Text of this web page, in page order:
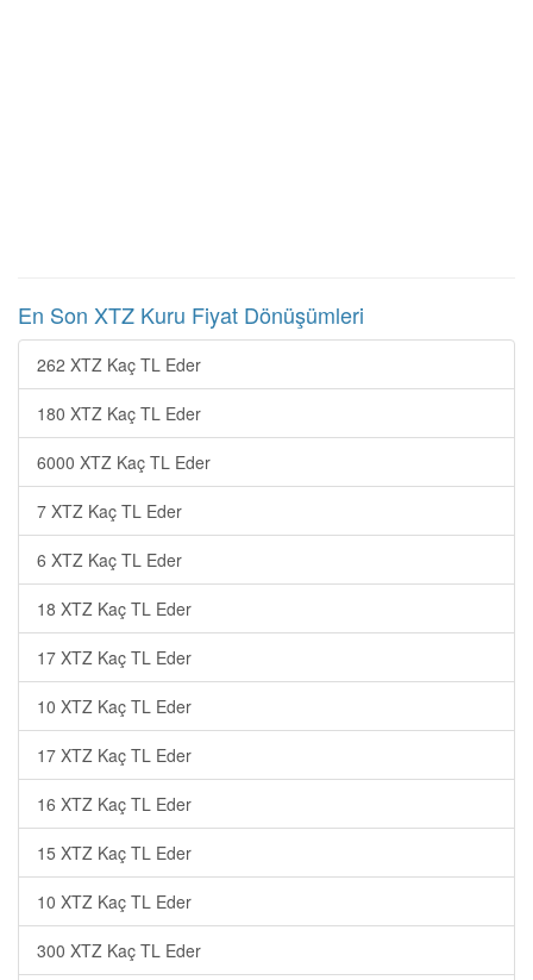
En Son XTZ Kuru Fiyat Dönüşümleri
262 XTZ Kaç TL Eder
180 XTZ Kaç TL Eder
6000 XTZ Kaç TL Eder
7 XTZ Kaç TL Eder
6 XTZ Kaç TL Eder
18 XTZ Kaç TL Eder
17 XTZ Kaç TL Eder
10 XTZ Kaç TL Eder
17 XTZ Kaç TL Eder
16 XTZ Kaç TL Eder
15 XTZ Kaç TL Eder
10 XTZ Kaç TL Eder
300 XTZ Kaç TL Eder